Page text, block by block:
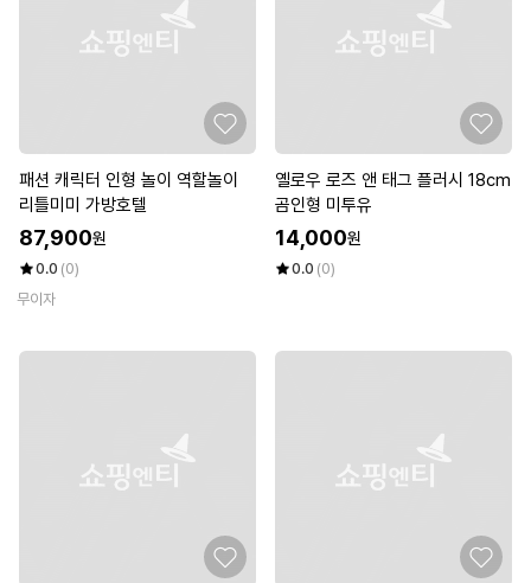
패션 캐릭터 인형 놀이 역할놀이
리틀미미 가방호텔
87,900원
0.0 (0)
무이자
옐로우 로즈 앤 태그 플러시 18cm
곰인형 미투유
14,000원
0.0 (0)